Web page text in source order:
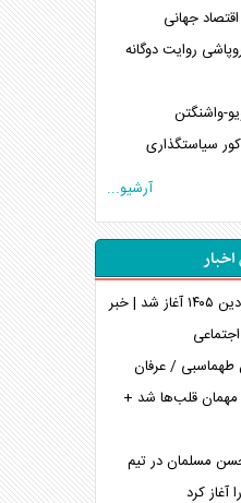
جهانی
روایت دوگانه
واشنگتن
سیاستگذاری
منافع ملی است؟
ایران
متحدان ایران
جدید است؟
تثبیت معادلات
آمریکا
آرشیو...
واریز مابه‌التفاوت حقوق فروردین ۱۴۰۵ آغاز شد | خبر
طهماسبی / عرفان
قلب‌ها شد +
مسلمان در تیم
کرد